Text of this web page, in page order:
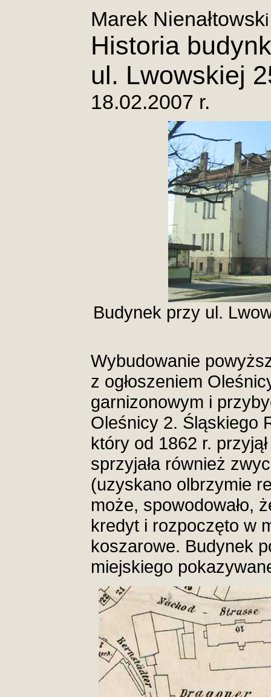
Marek Nienałtowski
Historia
ul. Lwowskiej
18.02.2007 r.
Budynek przy ul.
Wybudowanie
z ogłoszeniem
garnizonowym i
Oleśnicy 2. Śląskiego
który od 1862 r.
sprzyjała również
(uzyskano olbrzymie
może, spowodowało,
kredyt i rozpoczęto w
koszarowe. Budynek
miejskiego